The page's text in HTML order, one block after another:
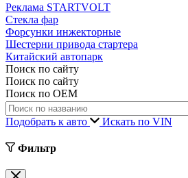
Реклама STARTVOLT
Стекла фар
Форсунки инжекторные
Шестерни привода стартера
Китайский автопарк
Поиск по сайту
Поиск по сайту
Поиск по ОЕМ
Подобрать к авто Искать по VIN
Фильтр